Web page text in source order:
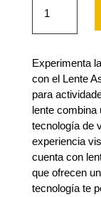
Aspen
SteelPro
Experimenta
con el Lente
para
lente combina
tecnología de
experiencia
cuenta con
que ofrecen
tecnología te